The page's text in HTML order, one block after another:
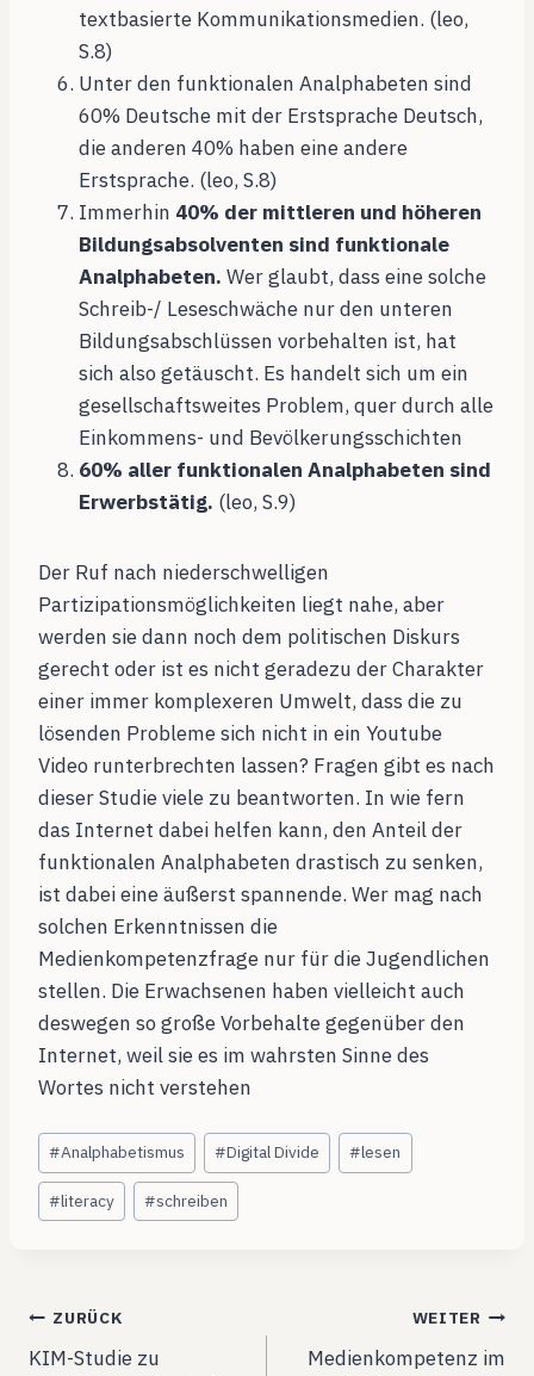
textbasierte Kommunikationsmedien. (leo,
S.8)
Unter den funktionalen Analphabeten sind
60% Deutsche mit der Erstsprache Deutsch,
die anderen 40% haben eine andere
Erstsprache. (leo, S.8)
Immerhin 40% der mittleren und höheren
Bildungsabsolventen sind funktionale
Analphabeten. Wer glaubt, dass eine solche
Schreib-/ Leseschwäche nur den unteren
Bildungsabschlüssen vorbehalten ist, hat
sich also getäuscht. Es handelt sich um ein
gesellschaftsweites Problem, quer durch alle
Einkommens- und Bevölkerungsschichten
60% aller funktionalen Analphabeten sind
Erwerbstätig. (leo, S.9)
Der Ruf nach niederschwelligen
Partizipationsmöglichkeiten liegt nahe, aber
werden sie dann noch dem politischen Diskurs
gerecht oder ist es nicht geradezu der Charakter
einer immer komplexeren Umwelt, dass die zu
lösenden Probleme sich nicht in ein Youtube
Video runterbrechten lassen? Fragen gibt es nach
dieser Studie viele zu beantworten. In wie fern
das Internet dabei helfen kann, den Anteil der
funktionalen Analphabeten drastisch zu senken,
ist dabei eine äußerst spannende. Wer mag nach
solchen Erkenntnissen die
Medienkompetenzfrage nur für die Jugendlichen
stellen. Die Erwachsenen haben vielleicht auch
deswegen so große Vorbehalte gegenüber den
Internet, weil sie es im wahrsten Sinne des
Wortes nicht verstehen
Schlagworte:
#Analphabetismus #Digital Divide #lesen
#literacy #schreiben
Beitragsnavigation
ZURÜCK
KIM-Studie zu
WEITER
Medienkompetenz im